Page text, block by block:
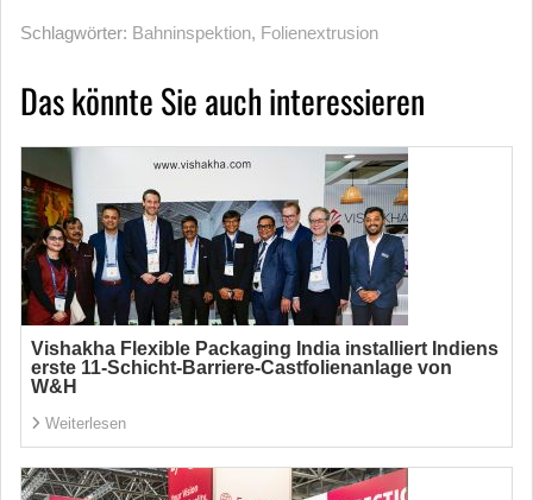
Schlagwörter: Bahninspektion, Folienextrusion
Das könnte Sie auch interessieren
Vishakha Flexible Packaging India installiert Indiens
erste 11-Schicht-Barriere-Castfolienanlage von
W&H
Weiterlesen